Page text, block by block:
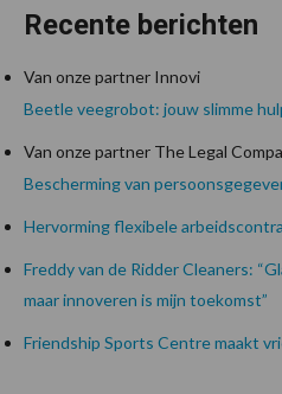
Recente berichten
Van onze partner Innovi
Beetle veegrobot: jouw slimme
Van onze partner The Legal
Bescherming van
Hervorming flexibele
Freddy van de Ridder Cleaners:
maar innoveren is mijn toekomst”
Friendship Sports Centre maakt